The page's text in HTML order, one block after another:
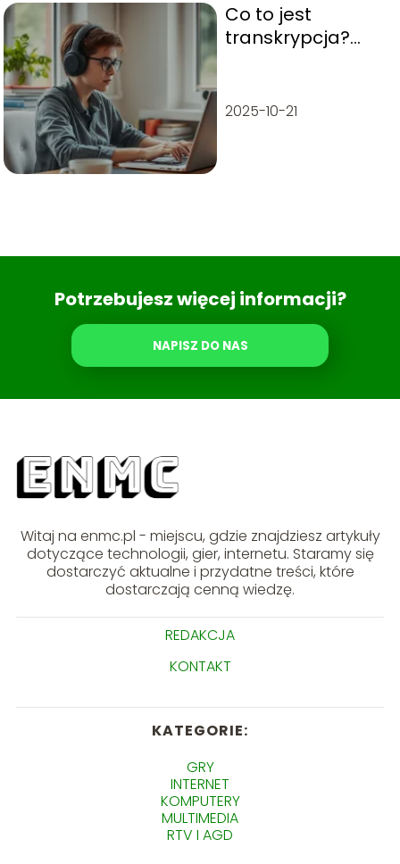
Co to jest
transkrypcja?
zastosowanie
2025-10-21
Potrzebujesz więcej informacji?
NAPISZ DO NAS
Witaj na enmc.pl - miejscu, gdzie znajdziesz artykuły
dotyczące technologii, gier, internetu. Staramy się
dostarczyć aktualne i przydatne treści, które
dostarczają cenną wiedzę.
REDAKCJA
KONTAKT
KATEGORIE:
GRY
INTERNET
KOMPUTERY
MULTIMEDIA
RTV I AGD